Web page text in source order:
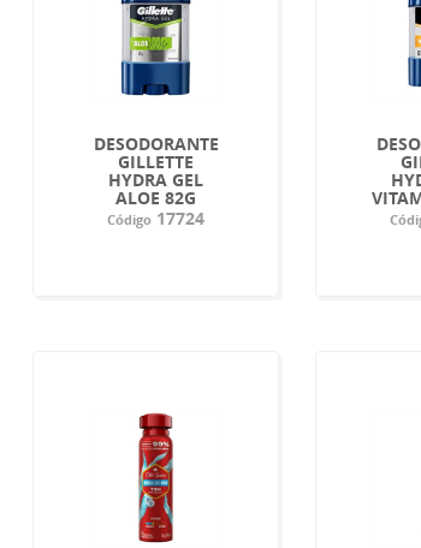
DESODORANTE
GILLETTE
HYDRA GEL
ALOE 82G
Código 17724